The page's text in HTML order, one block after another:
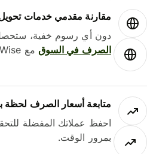
مقارنة مقدمي خدمات تحويل
دون أي رسوم خفية، ستحصل
الصرف في السوقمع Wise.
متابعة أسعار الصرف لحظة
احفظ عملاتك المفضلة
بمرور الوقت.